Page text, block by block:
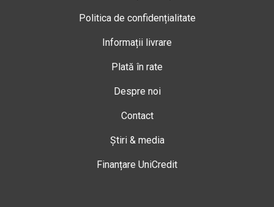
Politica de confidențialitate
Informații livrare
Plată în rate
Despre noi
Contact
Știri & media
Finanțare UniCredit